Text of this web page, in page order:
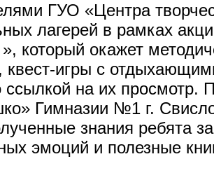
ГУО «Центра
лагерей в рамках
который окажет
квест-игры с
на их просмотр.
Гимназии №1 г.
знания ребята
эмоций и полезные